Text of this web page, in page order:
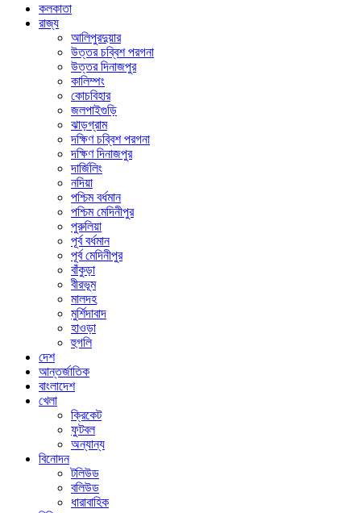
কলকাতা
রাজ্য
আলিপুরদুয়ার
উত্তর চব্বিশ পরগনা
উত্তর দিনাজপুর
কালিম্পং
কোচবিহার
জলপাইগুড়ি
ঝাড়গ্রাম
দক্ষিণ চব্বিশ পরগনা
দক্ষিণ দিনাজপুর
দার্জিলিং
নদিয়া
পশ্চিম বর্ধমান
পশ্চিম মেদিনীপুর
পুরুলিয়া
পূর্ব বর্ধমান
পূর্ব মেদিনীপুর
বাঁকুড়া
বীরভূম
মালদহ
মুর্শিদাবাদ
হাওড়া
হুগলি
দেশ
আন্তর্জাতিক
বাংলাদেশ
খেলা
ক্রিকেট
ফুটবল
অন্যান্য
বিনোদন
টলিউড
বলিউড
ধারাবাহিক